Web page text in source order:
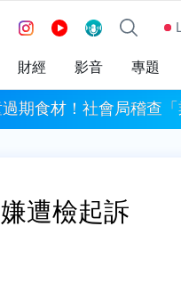
財經 影音 專題
期食材！社會局稽查「
遭檢起訴